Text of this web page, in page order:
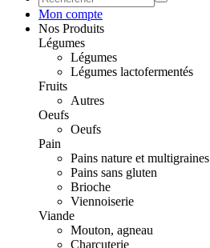
Mon compte
Nos Produits
Légumes
Légumes
Légumes lactofermentés
Fruits
Autres
Oeufs
Oeufs
Pain
Pains nature et multigraines
Pains sans gluten
Brioche
Viennoiserie
Viande
Mouton, agneau
Charcuterie